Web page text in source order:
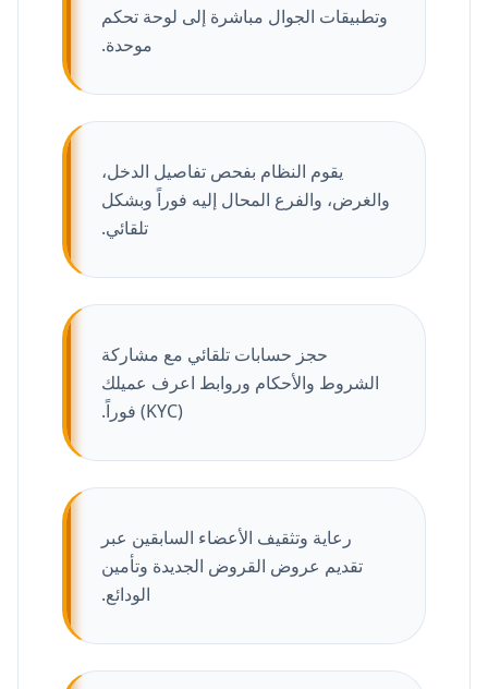
وتطبيقات الجوال مباشرة إلى لوحة تحكم
موحدة.
يقوم النظام بفحص تفاصيل الدخل،
والغرض، والفرع المحال إليه فوراً وبشكل
تلقائي.
حجز حسابات تلقائي مع مشاركة
الشروط والأحكام وروابط اعرف عميلك
(KYC) فوراً.
رعاية وتثقيف الأعضاء السابقين عبر
تقديم عروض القروض الجديدة وتأمين
الودائع.